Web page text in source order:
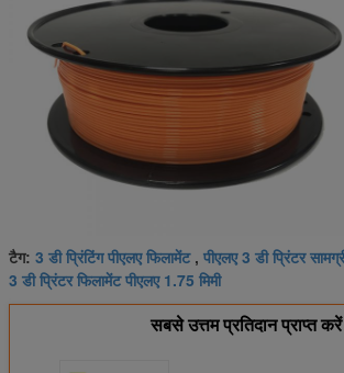
टैग: 3 डी प्रिंटिंग पीएलए फिलामेंट, पीएलए 3 डी प्रिंटर
3 डी प्रिंटर फिलामेंट पीएलए 1.75 मिमी
सबसे उत्तम प्रतिदान प्राप्त करें